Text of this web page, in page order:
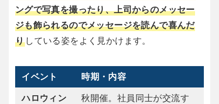
ングで写真を撮ったり、上司からのメッセー
ジも飾られるのでメッセージを読んで喜んだ
り している姿をよく見かけます。
イベント 時期・内容
ハロウィン
秋開催。社員同士が交流す